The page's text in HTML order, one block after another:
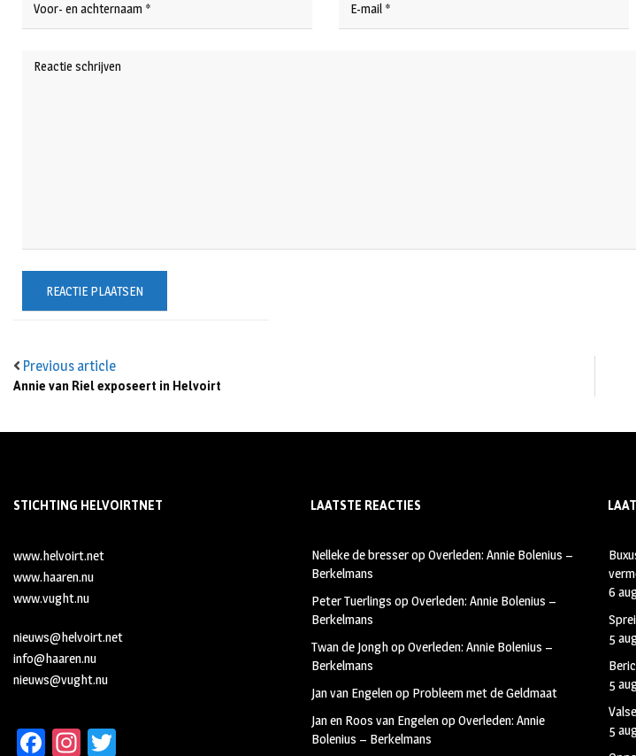
Previous article
Annie van Riel exposeert in Helvoirt
STICHTING HELVOIRTNET
www.helvoirt.net
www.haaren.nu
www.vught.nu
nieuws@helvoirt.net
info@haaren.nu
nieuws@vught.nu
Fa In
LAATSTE REACTIES
Nelleke de bresseropOverleden: Annie Bolenius –
Berkelmans
Peter Tuerlings opOverleden: Annie Bolenius –
Berkelmans
Twan de JonghopOverleden: Annie Bolenius –
Berkelmans
Jan van Engelenop Probleem met de Geldmaat
Jan en Roos van EngelenopOverleden: Annie
Bolenius – Berkelmans
6
5
5
5